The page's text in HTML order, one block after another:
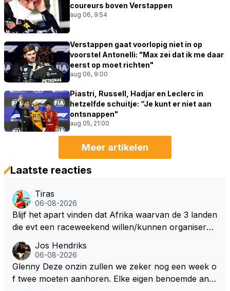
coureurs boven Verstappen
aug 06, 9:54
Verstappen gaat voorlopig niet in op
voorstel Antonelli: "Max zei dat ik me daar
eerst op moet richten"
aug 06, 9:00
Piastri, Russell, Hadjar en Leclerc in
hetzelfde schuitje: “Je kunt er niet aan
ontsnappen"
aug 05, 21:00
Meer artikelen
Laatste reacties
Tiras
06-08-2026
Blijf het apart vinden dat Afrika waarvan de 3 landen
die evt een raceweekend willen/kunnen organiseren
het opknappen van circuits en geld voor de FOM o
m maar die F1 licentie binnen te halen. Dit terwijl dez
e Afrikaanse landen allemaal nog steeds flink wat on
Jos Hendriks
06-08-2026
Glenny Deze onzin zullen we zeker nog een week o
f twee moeten aanhoren. Elke eigen benoemde anali